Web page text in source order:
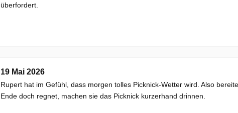
überfordert.
19 Mai 2026
Rupert hat im Gefühl, dass morgen tolles Picknick-Wetter wird. Also
Ende doch regnet, machen sie das Picknick kurzerhand drinnen.